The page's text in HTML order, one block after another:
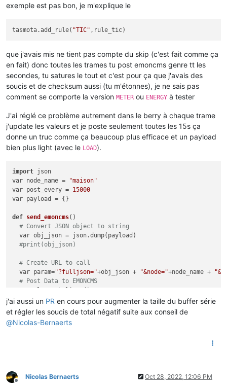
exemple est pas bon, je m'explique le
tasmota.add_rule( "TIC"
que j'avais mis ne tient pas compte du skip (c'est fait comme ça
en fait) donc toutes les trames tu post emoncms genre tt les
secondes, tu satures le tout et c'est pour ça que j'avais des
soucis et de checksum aussi (tu m'étonnes), je ne sais pas
comment se comporte la version METER ou ENERGY à tester
J'ai réglé ce problème autrement dans le berry à chaque trame
j'update les valeurs et je poste seulement toutes les 15s ça
donne un truc comme ça beaucoup plus efficace et un payload
bien plus light (avec le LOAD).
import json
var node_name =
"maison"
var post_every = 15000
var payload = {}
def send_emoncms()
# Convert JSON object to string
  var obj_json = json.dump(payload)
#print(obj_json)
# Create URL to call
  var param=
"?fulljson="+obj_json + "&node="+node_name +
# Post Data to EMONCMS
  cl.begin( api_url + param)
  var r =  cl.GET()
#print(r, load, param)
  tasmota.set_timer(post_every, send_emoncms)
  var green =
  var channels = [red, green,
j'ai aussi un PR en cours pour augmenter la taille du buffer série
et régler les soucis de total négatif suite aux conseil de
@Nicolas-Bernaerts
Offline
Nicolas Bernaerts Oct 28, 2022, 12:06 PM